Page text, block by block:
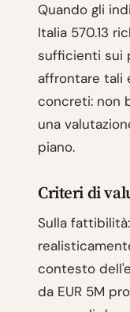
Quando gli
Italia 570.13
sufficienti sui
affrontare tali
concreti: non
una
piano.
Criteri di
Sulla
contesto
da EUR 5M